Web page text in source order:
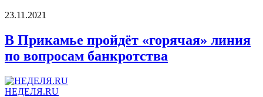
23.11.2021
В Прикамье пройдёт «горячая» линия
по вопросам банкротства
НЕДЕЛЯ.RU